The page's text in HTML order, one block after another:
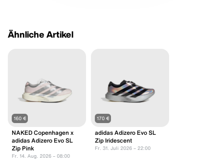
Ähnliche Artikel
160 €
NAKED Copenhagen x
adidas Adizero Evo SL
Zip Pink
Fr. 14. Aug. 2026 – 08:00
170 €
adidas Adizero Evo SL
Zip Iridescent
Fr. 31. Juli 2026 – 22:00